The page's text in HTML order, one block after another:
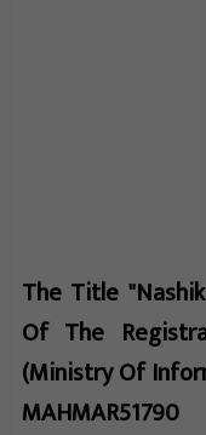
The Title
Of The
(Ministry Of
MAHMAR51790